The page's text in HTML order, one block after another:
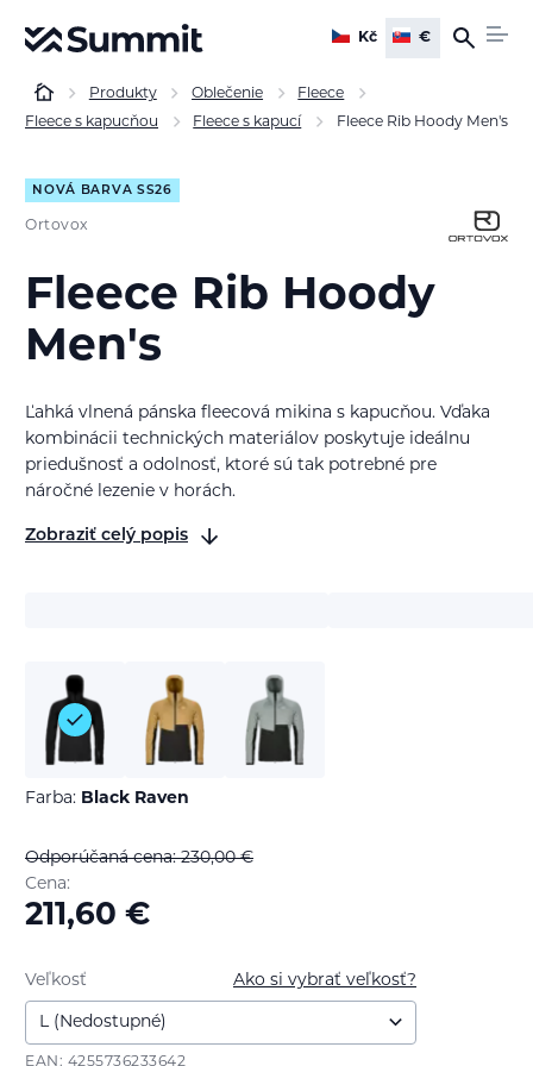
Kč €
Produkty Oblečenie
Fleece
Fleece s kapucňou
Fleece s kapucí Fleece Rib Hoody Men's
NOVÁ BARVA SS26
Ortovox
Fleece Rib Hoody
Men's
Ľahká vlnená pánska fleecová mikina s kapucňou. Vďaka
kombinácii technických materiálov poskytuje ideálnu
priedušnosť a odolnosť, ktoré sú tak potrebné pre
náročné lezenie v horách.
Zobraziť celý popis
Farba: Black Raven
Odporúčaná cena: 230,00€
Cena:
211,60 €
Ako si vybrať veľkosť?
Veľkosť
EAN: 4255736233642